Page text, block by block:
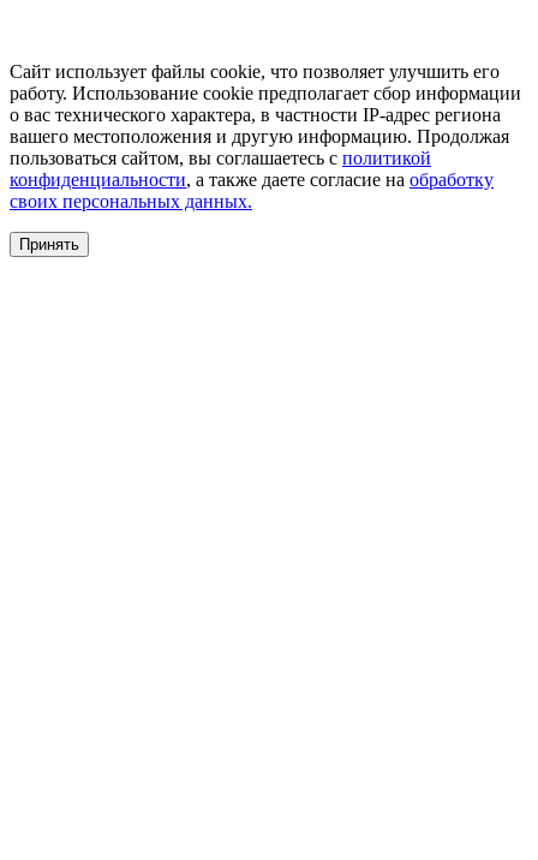
Сайт использует файлы cookie, что позволяет улучшить его
работу. Использование cookie предполагает сбор информации
о вас технического характера, в частности IP-адрес региона
вашего местоположения и другую информацию. Продолжая
пользоваться сайтом, вы соглашаетесь с политикой
конфиденциальности, а также даете согласие на обработку
своих персональных данных.
Принять